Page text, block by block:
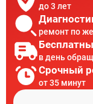
до 3 лет
ремонт по
в день
Срочный
от 35 минут